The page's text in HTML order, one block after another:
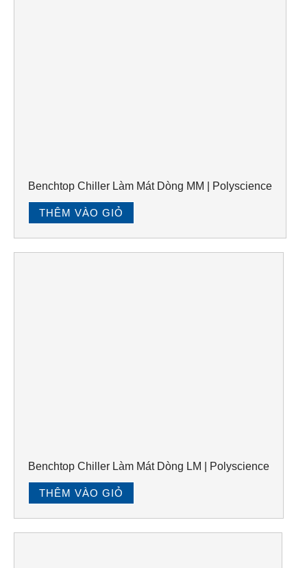
Benchtop Chiller Làm Mát Dòng MM | Polyscience
THÊM VÀO GIỎ
Benchtop Chiller Làm Mát Dòng LM | Polyscience
THÊM VÀO GIỎ